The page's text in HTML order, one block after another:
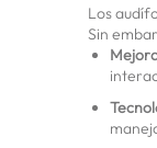
Los
Sin